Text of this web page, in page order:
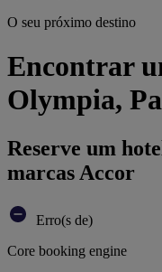
O seu próximo destino
Encontrar
Olympia,
Reserve um
marcas Accor
Erro(s de)
Core booking engine